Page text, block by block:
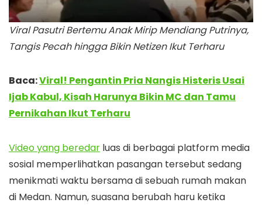
Viral Pasutri Bertemu Anak Mirip Mendiang Putrinya,
Tangis Pecah hingga Bikin Netizen Ikut Terharu
Baca:Viral! Pengantin Pria Nangis Histeris Usai
Ijab Kabul, Kisah Harunya Bikin MC dan Tamu
Pernikahan Ikut Terharu
Video yang beredar luas di berbagai platform media
sosial memperlihatkan pasangan tersebut sedang
menikmati waktu bersama di sebuah rumah makan
di Medan. Namun, suasana berubah haru ketika